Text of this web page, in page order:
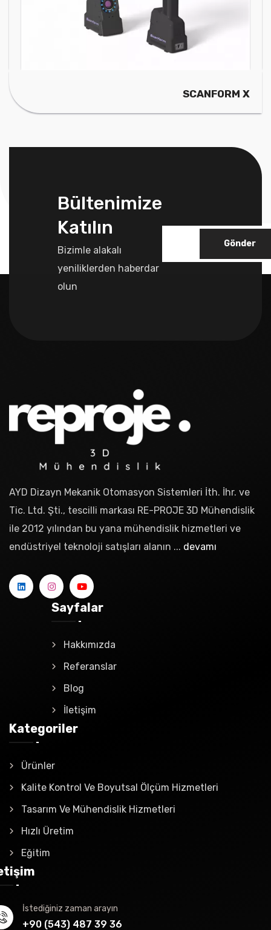
SCANFORM X
Bültenimize
Katılın
Bizimle alakalı
yeniliklerden haberdar
olun
Gönder
AYD Dizayn Mekanik Otomasyon Sistemleri İth. İhr. ve
Tic. Ltd. Şti., tescilli markası RE-PROJE 3D Mühendislik
ile 2012 yılından bu yana mühendislik hizmetleri ve
endüstriyel teknoloji satışları alanın ... devamı
Sayfalar
Hakkımızda
Referanslar
Blog
İletişim
Kategoriler
Ürünler
Kalite Kontrol Ve Boyutsal Ölçüm Hizmetleri
Tasarım Ve Mühendislik Hizmetleri
Hızlı Üretim
Eğitim
İstediğiniz zaman arayın
+90 (543) 487 39 36